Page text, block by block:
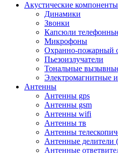
Акустические компоненты
Динамики
Звонки
Капсюли
Микрофоны
Охранно-пожарный
Пьезоизлучатели
Тональные
Электромагнитные
Антенны
Антенны gps
Антенны gsm
Антенны wifi
Антенны тв
Антенны
Антенные делители
Антенные